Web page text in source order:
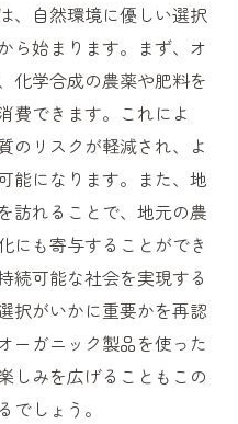
境保全への貢献
のオーガニック
長とその背景
来を支える要素
ニーズをどう満たす
ニック食品の特徴
ニック市場の戦略
反映したオーガニック
ばれる理由
オーガニックの可能
、自然環境に優しい選択
ら始まります。まず、オ
化学合成の農薬や肥料を
費できます。これによ
のリスクが軽減され、よ
能になります。また、地
訪れることで、地元の農
にも寄与することができ
続可能な社会を実現する
択がいかに重要かを再認
ーガニック製品を使った
しみを広げることもこの
でしょう。